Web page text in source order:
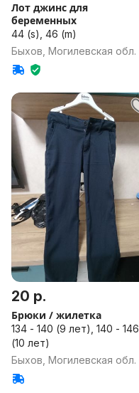
Лот джинс для
беременных
44 (s), 46 (m)
Быхов, Могилевская обл.
20 р.
Брюки / жилетка
134 - 140 (9 лет), 140 - 146
(10 лет)
Быхов, Могилевская обл.